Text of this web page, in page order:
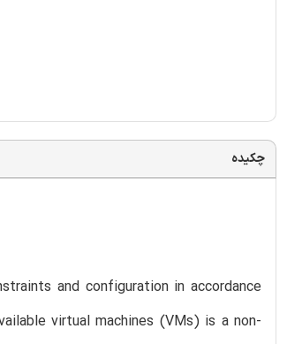
چکیده
and configuration in accordance
virtual machines (VMs) is a non-